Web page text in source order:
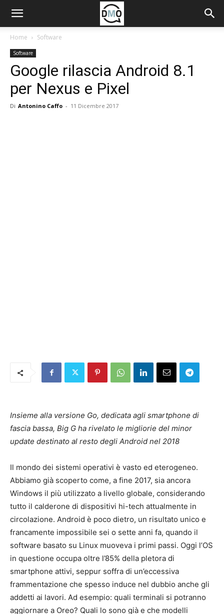
Home Software
Software
Google rilascia Android 8.1
per Nexus e Pixel
Di Antonino Caffo - 11 Dicembre 2017
Insieme alla versione Go, dedicata agli smartphone di
fascia bassa, Big G ha rivelato le migliorie del minor
update destinato al resto degli Android nel 2018
Il mondo dei sistemi operativi è vasto ed eterogeneo.
Abbiamo già scoperto come, a fine 2017, sia ancora
Windows il più utilizzato a livello globale, considerando
tutto il calderone di dispositivi hi-tech attualmente in
circolazione. Android è poco dietro, un risultato unico e
francamente impossibile sei o sette anni fa, quando il
software basato su Linux muoveva i primi passi. Oggi l’OS
in questione occupa oltre l’85% della pletora di
smartphone attivi, seppur soffra di un’eccessiva
frammentazione che spesso induce nel dubbio anche gli
addetti ai lavori. Ad esempio: quali terminali si potranno
aggiornare a Oreo? Quali lo sono già e che modelli